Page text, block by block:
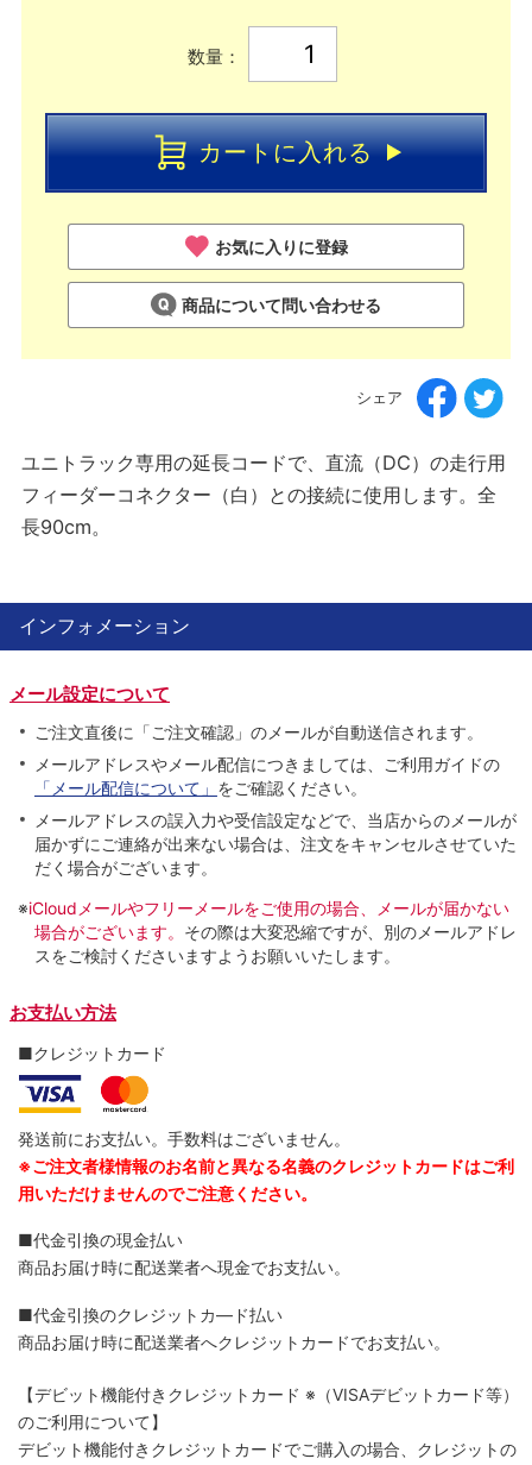
数量：
カートに入れる
お気に入りに登録
商品について問い合わせる
シェア
ユニトラック専用の延長コードで、直流（DC）の走行用
フィーダーコネクター（白）との接続に使用します。全
長90cm。
インフォメーション
メール設定について
ご注文直後に「ご注文確認」のメールが自動送信されます。
メールアドレスやメール配信につきましては、ご利用ガイドの
「メール配信について」 をご確認ください。
メールアドレスの誤入力や受信設定などで、当店からのメールが
届かずにご連絡が出来ない場合は、注文をキャンセルさせていた
だく場合がございます。
※iCloudメールやフリーメールをご使用の場合、メールが届かない
場合がございます。 その際は大変恐縮ですが、別のメールアドレ
スをご検討くださいますようお願いいたします。
お支払い方法
■クレジットカード
発送前にお支払い。手数料はございません。
※ご注文者様情報のお名前と異なる名義のクレジットカードはご利
用いただけませんのでご注意ください。
■代金引換の現金払い
商品お届け時に配送業者へ現金でお支払い。
■代金引換のクレジットカ―ド払い
商品お届け時に配送業者へクレジットカードでお支払い。
【デビット機能付きクレジットカード ※（VISAデビットカード等）
のご利用について】
デビット機能付きクレジットカードでご購入の場合、クレジットの